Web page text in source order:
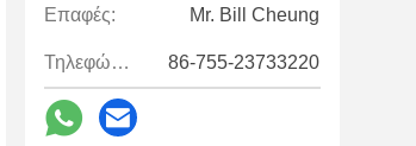
Επαφές: Mr. Bill Cheung
Τηλεφώνημα: 86-755-23733220